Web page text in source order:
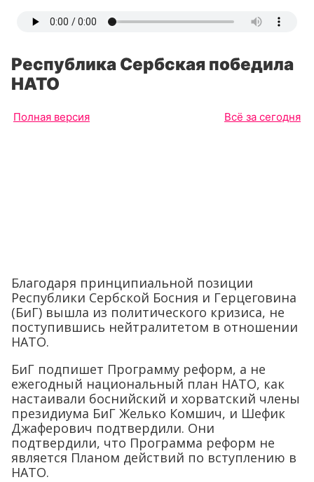
Республика Сербская победила
НАТО
Полная версия Всё за сегодня
Благодаря принципиальной позиции
Республики Сербской Босния и Герцеговина
(БиГ) вышла из политического кризиса, не
поступившись нейтралитетом в отношении
НАТО.
БиГ подпишет Программу реформ, а не
ежегодный национальный план НАТО, как
настаивали боснийский и хорватский члены
президиума БиГ Желько Комшич, и Шефик
Джаферович подтвердили. Они
подтвердили, что Программа реформ не
является Планом действий по вступлению в
НАТО.